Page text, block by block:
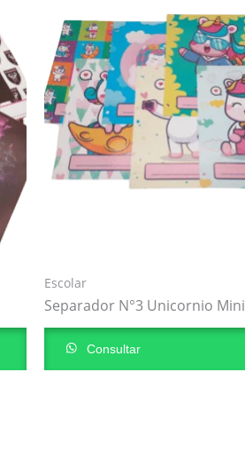
Escolar
Separador N°3 Unicornio Mini
Consultar